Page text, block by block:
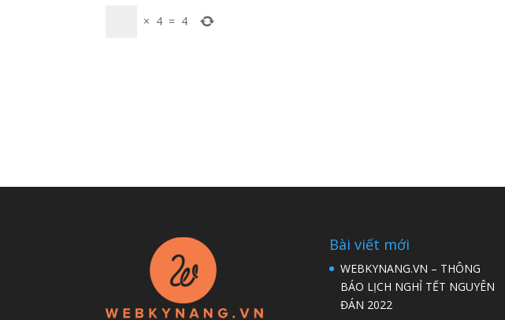
× 4 = 4
Bài viết mới
WEBKYNANG.VN – THÔNG
BÁO LỊCH NGHỈ TẾT NGUYÊN
ĐÁN 2022